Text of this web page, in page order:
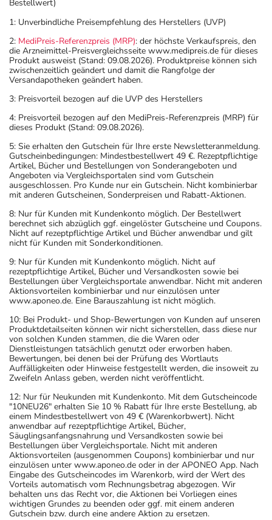
Bestellwert)
1: Unverbindliche Preisempfehlung des Herstellers (UVP)
2: MediPreis-Referenzpreis (MRP): der höchste Verkaufspreis, den
die Arzneimittel-Preisvergleichsseite www.medipreis.de für dieses
Produkt ausweist (Stand: 09.08.2026). Produktpreise können sich
zwischenzeitlich geändert und damit die Rangfolge der
Versandapotheken geändert haben.
3: Preisvorteil bezogen auf die UVP des Herstellers
4: Preisvorteil bezogen auf den MediPreis-Referenzpreis (MRP) für
dieses Produkt (Stand: 09.08.2026).
5: Sie erhalten den Gutschein für Ihre erste Newsletteranmeldung.
Gutscheinbedingungen: Mindestbestellwert 49 €. Rezeptpflichtige
Artikel, Bücher und Bestellungen von Sonderangeboten und
Angeboten via Vergleichsportalen sind vom Gutschein
ausgeschlossen. Pro Kunde nur ein Gutschein. Nicht kombinierbar
mit anderen Gutscheinen, Sonderpreisen und Rabatt-Aktionen.
8: Nur für Kunden mit Kundenkonto möglich. Der Bestellwert
berechnet sich abzüglich ggf. eingelöster Gutscheine und Coupons.
Nicht auf rezeptpflichtige Artikel und Bücher anwendbar und gilt
nicht für Kunden mit Sonderkonditionen.
9: Nur für Kunden mit Kundenkonto möglich. Nicht auf
rezeptpflichtige Artikel, Bücher und Versandkosten sowie bei
Bestellungen über Vergleichsportale anwendbar. Nicht mit anderen
Aktionsvorteilen kombinierbar und nur einzulösen unter
www.aponeo.de. Eine Barauszahlung ist nicht möglich.
10: Bei Produkt- und Shop-Bewertungen von Kunden auf unseren
Produktdetailseiten können wir nicht sicherstellen, dass diese nur
von solchen Kunden stammen, die die Waren oder
Dienstleistungen tatsächlich genutzt oder erworben haben.
Bewertungen, bei denen bei der Prüfung des Wortlauts
Auffälligkeiten oder Hinweise festgestellt werden, die insoweit zu
Zweifeln Anlass geben, werden nicht veröffentlicht.
12: Nur für Neukunden mit Kundenkonto. Mit dem Gutscheincode
"10NEU26" erhalten Sie 10 % Rabatt für Ihre erste Bestellung, ab
einem Mindestbestellwert von 49 € (Warenkorbwert). Nicht
anwendbar auf rezeptpflichtige Artikel, Bücher,
Säuglingsanfangsnahrung und Versandkosten sowie bei
Bestellungen über Vergleichsportale. Nicht mit anderen
Aktionsvorteilen (ausgenommen Coupons) kombinierbar und nur
einzulösen unter www.aponeo.de oder in der APONEO App. Nach
Eingabe des Gutscheincodes im Warenkorb, wird der Wert des
Vorteils automatisch vom Rechnungsbetrag abgezogen. Wir
behalten uns das Recht vor, die Aktionen bei Vorliegen eines
wichtigen Grundes zu beenden oder ggf. mit einem anderen
Gutschein bzw. durch eine andere Aktion zu ersetzen.